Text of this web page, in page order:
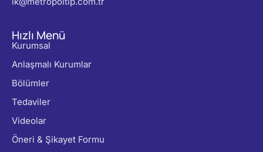
Hızlı Menü
Kurumsal
Anlaşmalı Kurumlar
Bölümler
Tedaviler
Videolar
Öneri & Şikayet Formu